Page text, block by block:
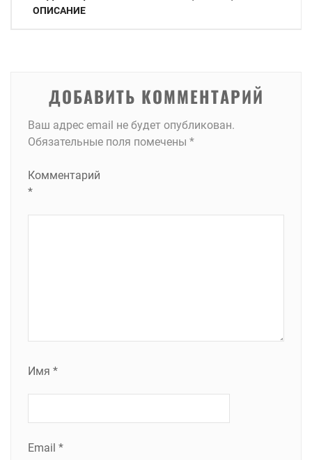
ОПИСАНИЕ
ДОБАВИТЬ КОММЕНТАРИЙ
Ваш адрес email не будет опубликован.
Обязательные поля помечены *
Комментарий
*
Имя *
Email *